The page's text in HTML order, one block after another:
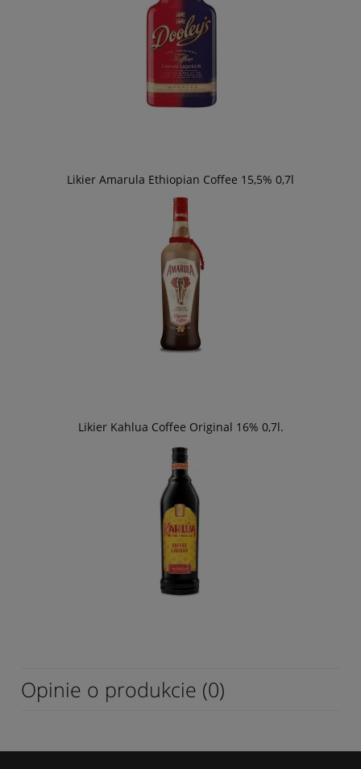
Likier Amarula Ethiopian Coffee 15,5% 0,7l
Likier Kahlua Coffee Original 16% 0,7l.
Opinie o produkcie (0)